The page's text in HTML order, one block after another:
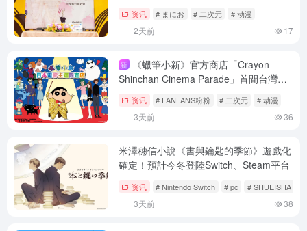
资讯 # まにお # 二次元 # 动漫
2天前 17
新
《蠟筆小新》官方商店「Crayon
Shinchan Cinema Parade」首間台灣旗
资讯 # FANFANS粉粉 # 二次元 # 动漫
3天前 36
米澤穗信小說《書與鑰匙的季節》遊戲化
確定！預計今冬登陸Switch、Steam平台
资讯 # Nintendo Switch # pc # SHUEISHA
3天前 38